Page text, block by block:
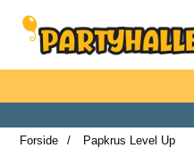
Startside for Partyhallen AB
Forside
Papkrus Level Up